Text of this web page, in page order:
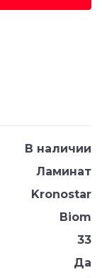
В наличии
Ламинат
Kronostar
Biom
33
Да